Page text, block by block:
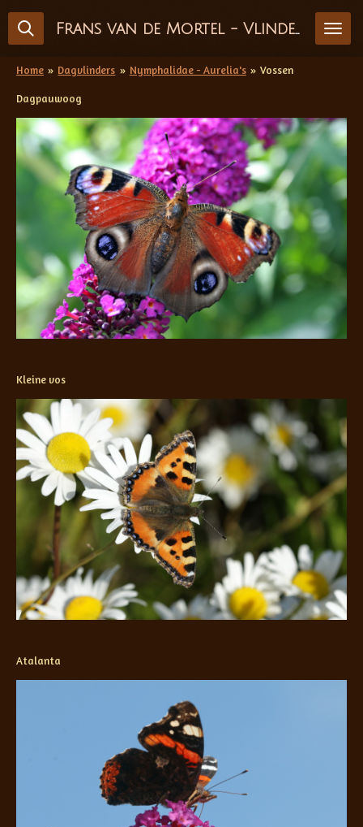
Ga
direct
de
Frans van de Mortel - Vlinderfotografie
Home » Dagvlinders » Nymphalidae - Aurelia's » Vossen
Dagpauwoog
Kleine vos
Atalanta